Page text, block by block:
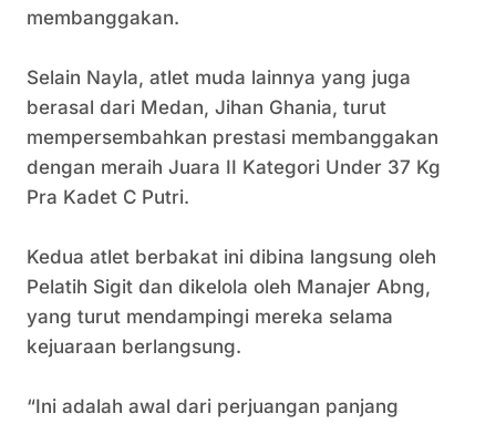
membanggakan.
Selain Nayla, atlet muda lainnya yang juga
berasal dari Medan, Jihan Ghania, turut
mempersembahkan prestasi membanggakan
dengan meraih Juara II Kategori Under 37 Kg
Pra Kadet C Putri.
Kedua atlet berbakat ini dibina langsung oleh
Pelatih Sigit dan dikelola oleh Manajer Abng,
yang turut mendampingi mereka selama
kejuaraan berlangsung.
“Ini adalah awal dari perjuangan panjang